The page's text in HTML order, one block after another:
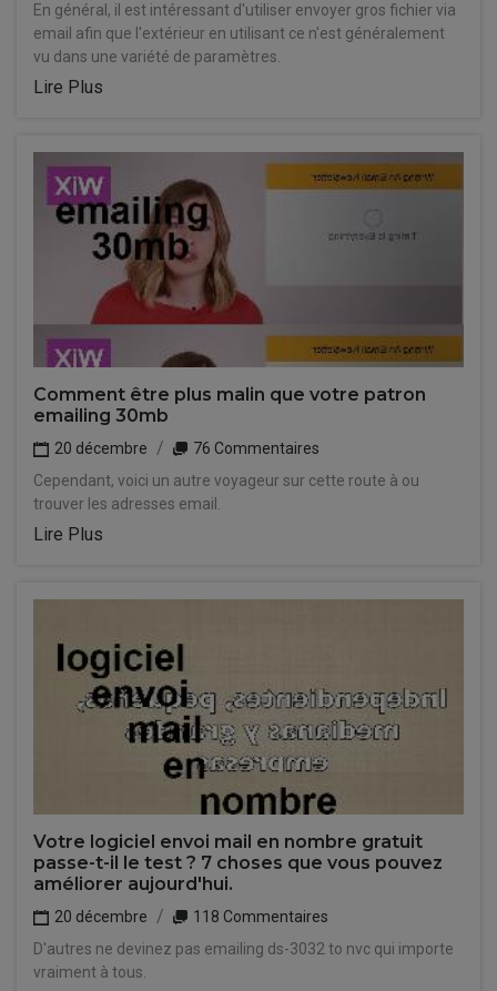
En général, il est intéressant d'utiliser envoyer gros fichier via
email afin que l'extérieur en utilisant ce n'est généralement
vu dans une variété de paramètres.
Lire Plus
Comment être plus malin que votre patron
emailing 30mb
20 décembre
76 Commentaires
Cependant, voici un autre voyageur sur cette route à ou
trouver les adresses email.
Lire Plus
Votre logiciel envoi mail en nombre gratuit
passe-t-il le test ? 7 choses que vous pouvez
améliorer aujourd'hui.
20 décembre
118 Commentaires
D'autres ne devinez pas emailing ds-3032 to nvc qui importe
vraiment à tous.